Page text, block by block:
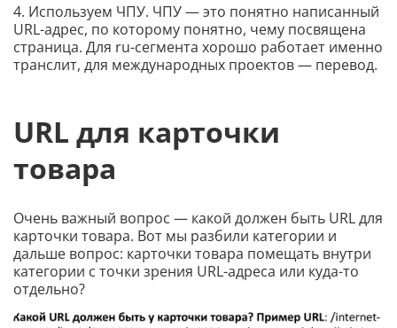
4. Используем ЧПУ. ЧПУ — это понятно написанный
URL-адрес, по которому понятно, чему посвящена
страница. Для ru-сегмента хорошо работает именно
транслит, для международных проектов — перевод.
URL для карточки
товара
Очень важный вопрос — какой должен быть URL для
карточки товара. Вот мы разбили категории и
дальше вопрос: карточки товара помещать внутри
категории с точки зрения URL-адреса или куда-то
отдельно?